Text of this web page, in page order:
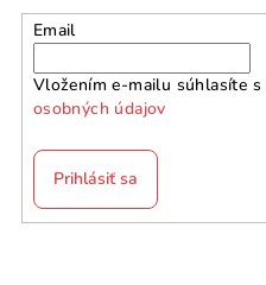
Email
Vložením e-mailu súhlasíte s
osobných údajov
Prihlásiť sa